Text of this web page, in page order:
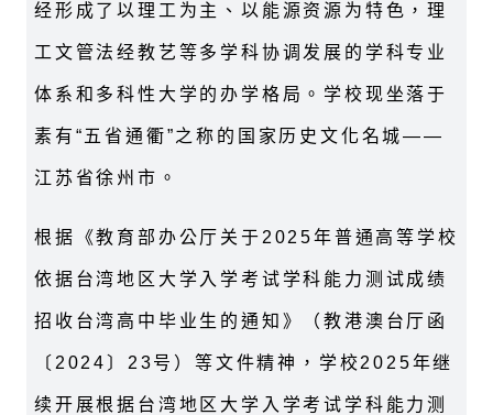
经形成了以理工为主、以能源资源为特色，理
工文管法经教艺等多学科协调发展的学科专业
体系和多科性大学的办学格局。学校现坐落于
素有“五省通衢”之称的国家历史文化名城——
江苏省徐州市。
根据《教育部办公厅关于2025年普通高等学校
依据台湾地区大学入学考试学科能力测试成绩
招收台湾高中毕业生的通知》（教港澳台厅函
〔2024〕23号）等文件精神，学校2025年继
续开展根据台湾地区大学入学考试学科能力测